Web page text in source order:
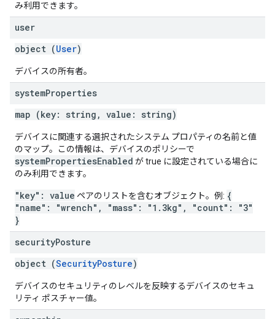
み利用できます。
user
object (User)
デバイスの所有者。
systemProperties
map (key: string, value: string)
デバイスに関連する選択されたシステム プロパティの名前と値
のマップ。この情報は、デバイスのポリシーで
systemPropertiesEnabled が true に設定されている場合に
のみ利用できます。
"key": value ペアのリストを含むオブジェクト。例: {
"name": "wrench", "mass": "1.3kg", "count": "3"
}
securityPosture
object (SecurityPosture)
デバイスのセキュリティのレベルを反映するデバイスのセキュ
リティ ポスチャー値。